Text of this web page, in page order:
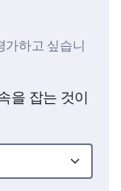
가하고 싶습니
을 잡는 것이